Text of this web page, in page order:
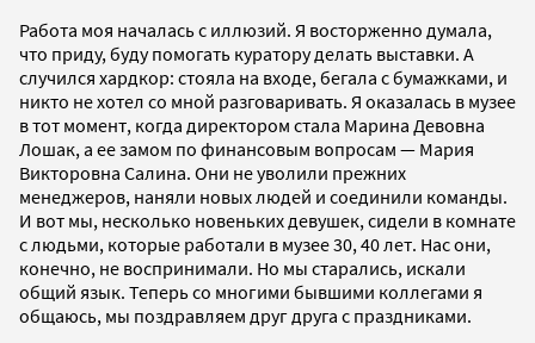
Работа моя началась с иллюзий. Я восторженно думала,
что приду, буду помогать куратору делать выставки. А
случился хардкор: стояла на входе, бегала с бумажками, и
никто не хотел со мной разговаривать. Я оказалась в музее
в тот момент, когда директором стала Марина Девовна
Лошак, а ее замом по финансовым вопросам — Мария
Викторовна Салина. Они не уволили прежних
менеджеров, наняли новых людей и соединили команды.
И вот мы, несколько новеньких девушек, сидели в комнате
с людьми, которые работали в музее 30, 40 лет. Нас они,
конечно, не воспринимали. Но мы старались, искали
общий язык. Теперь со многими бывшими коллегами я
общаюсь, мы поздравляем друг друга с праздниками.